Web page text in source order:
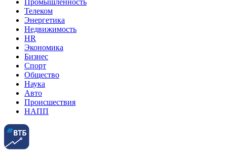
Промышленность
Телеком
Энергетика
Недвижимость
HR
Экономика
Бизнес
Спорт
Общество
Наука
Авто
Происшествия
НАПП